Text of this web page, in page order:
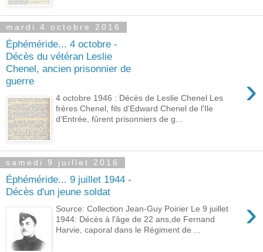
mardi 4 octobre 2016
Éphéméride... 4 octobre -
Décès du vétéran Leslie
Chenel, ancien prisonnier de
guerre
›
4 octobre 1946 : Décès de Leslie Chenel Les
frères Chenel, fils d'Edward Chenel de l'Ile
d'Entrée, fûrent prisonniers de g...
samedi 9 juillet 2016
Éphéméride... 9 juillet 1944 -
Décès d'un jeune soldat
›
Source: Collection Jean-Guy Poirier Le 9 juillet
1944: Décès à l'âge de 22 ans,de Fernand
Harvie, caporal dans le Régiment de ...